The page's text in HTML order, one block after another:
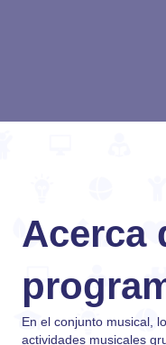
Acerca
En el conjunto musical,
actividades musicales